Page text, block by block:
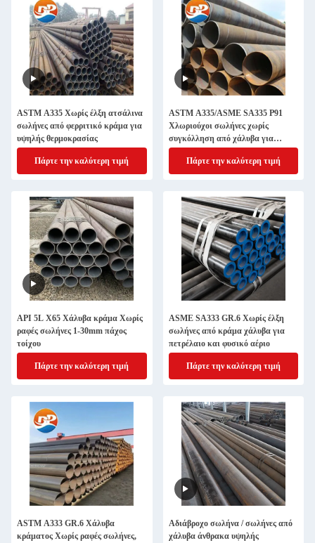
ASTM A335 Χωρίς έλξη ατσάλινα
σωλήνες από φερριτικό κράμα για
υψηλής θερμοκρασίας
Πάρτε την καλύτερη τιμή
ASTM A335/ASME SA335 P91
Χλωριούχοι σωλήνες χωρίς
συγκόλληση από χάλυβα για
υψηλής θερμοκρασίας
Πάρτε την καλύτερη τιμή
API 5L X65 Χάλυβα κράμα Χωρίς
ραφές σωλήνες 1-30mm πάχος
τοίχου
Πάρτε την καλύτερη τιμή
ASME SA333 GR.6 Χωρίς έλξη
σωλήνες από κράμα χάλυβα για
πετρέλαιο και φυσικό αέριο
Πάρτε την καλύτερη τιμή
ASTM A333 GR.6 Χάλυβα
κράματος Χωρίς ραφές σωλήνες,
Αδιάβροχο σωλήνα / σωλήνες από
χάλυβα άνθρακα υψηλής